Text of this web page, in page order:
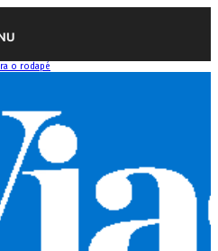
o rodapé